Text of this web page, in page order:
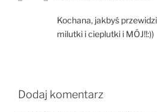
Kochana, jakbyś
milutki i cieplutki i MÓJ!!:))
Dodaj komentarz